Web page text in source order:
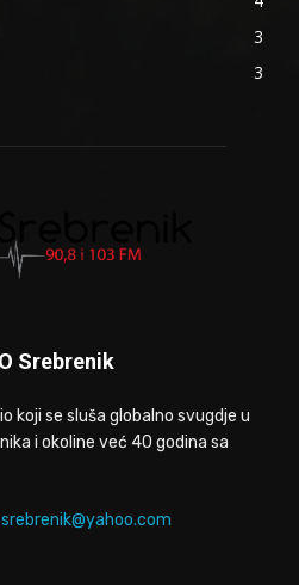
3
3
Srebrenik
koji se sluša globalno svugdje u
i okoline već 40 godina sa